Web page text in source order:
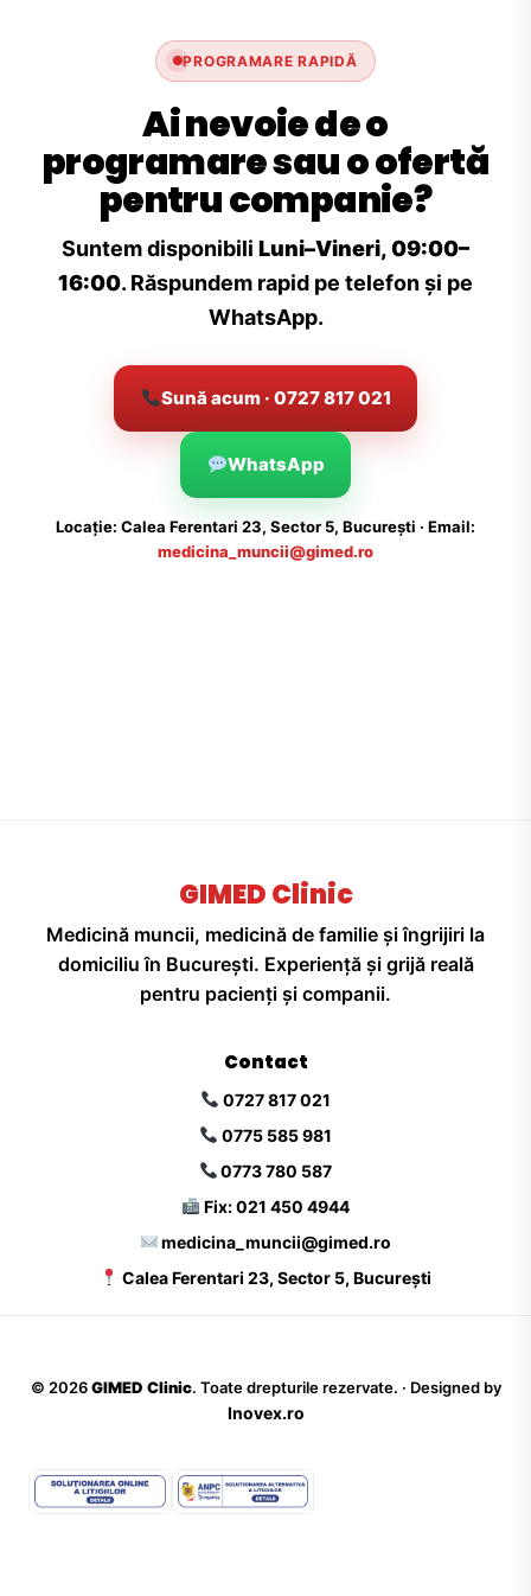
PROGRAMARE RAPIDĂ
Ai nevoie de o
programare sau o ofertă
pentru companie?
Suntem disponibili Luni–Vineri, 09:00–
16:00. Răspundem rapid pe telefon și pe
WhatsApp.
Sună acum · 0727 817 021
WhatsApp
Locație: Calea Ferentari 23, Sector 5, București · Email:
medicina_muncii@gimed.ro
GIMED Clinic
Medicină muncii, medicină de familie și îngrijiri la
domiciliu în București. Experiență și grijă reală
pentru pacienți și companii.
Contact
0727 817 021
0775 585 981
0773 780 587
Fix: 021 450 4944
medicina_muncii@gimed.ro
Calea Ferentari 23, Sector 5, București
© 2026 GIMED Clinic. Toate drepturile rezervate. · Designed by
Inovex.ro